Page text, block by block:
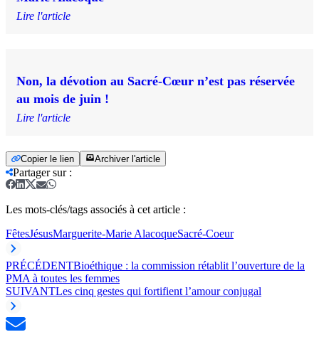
Lire l'article
Non, la dévotion au Sacré-Cœur n’est pas réservée
au mois de juin !
Lire l'article
Copier le lien Archiver l'article
Partager sur:
Les mots-clés/tags associés à cet article :
FêtesJésusMarguerite-Marie AlacoqueSacré-Coeur
PRÉCÉDENTBioéthique : la commission rétablit l’ouverture de la
PMA à toutes les femmes
SUIVANTLes cinq gestes qui fortifient l’amour conjugal